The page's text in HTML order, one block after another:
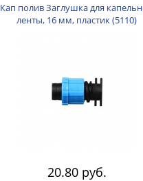
Кап полив Заглушка для
ленты, 16 мм, пластик (5110)
20.80 руб.